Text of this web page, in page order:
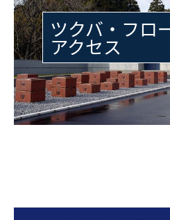
ツクバ・フロ
アクセス